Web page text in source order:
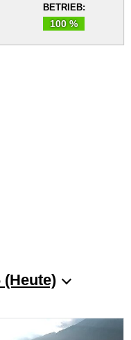
BETRIEB:
100 %
(Heute)